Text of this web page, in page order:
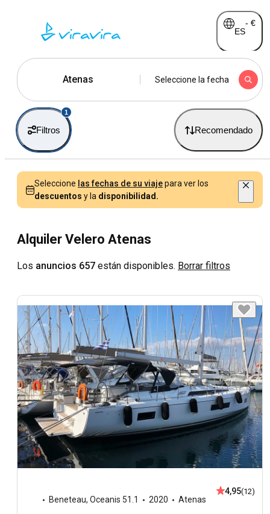
ES
- €
Atenas Seleccione la fecha
Filtros
1
Recomendado
Seleccione las fechas de su viajepara ver los
descuentos y la disponibilidad.
Alquiler Velero Atenas
Los anuncios 657 están disponibles. Borrar filtros
Beneteau, Oceanis 51.1 2020 Atenas
4,95(12)